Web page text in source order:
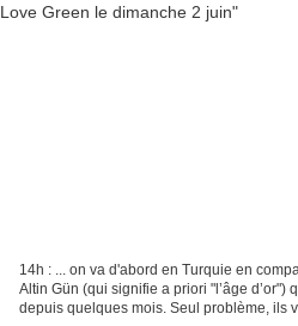
14h : ... on va d'abord en Turquie en
Altin Gün (qui signifie a priori "l’âge d’or")
depuis quelques mois. Seul problème, ils